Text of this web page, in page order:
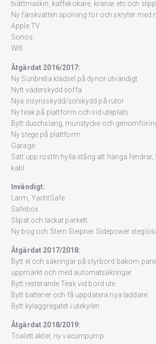
tvättmaskin, kaffekokare, kranar etc och
Ny färskvatten spolning för och skryter med
Apple TV
Sonos
Wifi
Åtgärdat 2016/2017:
Ny Sunbrella klädsel på dynor utvändigt
Nytt väderskydd soffa
Nya insynsskydd/solskydd på rutor
Ny teak på plattform och vid uteplats
Bytt duschslang, munstycke och
Ny stege på plattform
Garage:
Satt upp rostfri hylla stång att hänga fendrar,
kabl
Invändigt:
Larm, YachtSafe
Safebox
Slipat och lackat parkett
Ny bog och Stern Sleipner Sidepower
Åtgärdat 2017/2018:
Bytt el och säkringar på styrbord bakom
uppmärkt och med automatsäkringar
Bytt resterande Teak vid bord ute
Bytt batterier och få uppdatera nya laddare
Bytt kylaggregatet i utekylen
Åtgärdat 2018/2019:
Toalett akter, ny vacumpump